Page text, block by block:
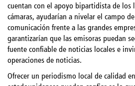
cuentan con el apoyo bipartidista de los
cámaras, ayudarían a nivelar el campo
comunicación frente a las grandes
garantizarían que las emisoras puedan
fuente confiable de noticias locales e
operaciones de noticias.
Ofrecer un periodismo local de calidad